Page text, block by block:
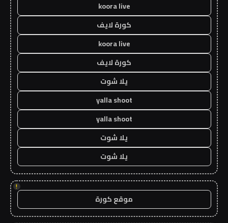
koora live
كورة لايف
koora live
كورة لايف
يلا شوت
yalla shoot
yalla shoot
يلا شوت
يلا شوت
!
موقع كورة